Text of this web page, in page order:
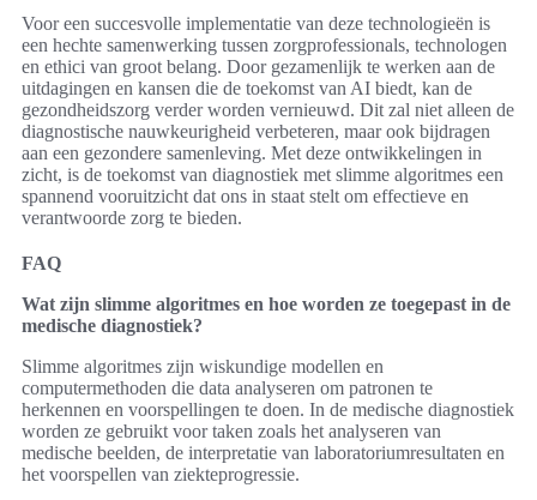
Voor een succesvolle implementatie van deze technologieën is
een hechte samenwerking tussen zorgprofessionals, technologen
en ethici van groot belang. Door gezamenlijk te werken aan de
uitdagingen en kansen die de toekomst van AI biedt, kan de
gezondheidszorg verder worden vernieuwd. Dit zal niet alleen de
diagnostische nauwkeurigheid verbeteren, maar ook bijdragen
aan een gezondere samenleving. Met deze ontwikkelingen in
zicht, is de toekomst van diagnostiek met slimme algoritmes een
spannend vooruitzicht dat ons in staat stelt om effectieve en
verantwoorde zorg te bieden.
FAQ
Wat zijn slimme algoritmes en hoe worden ze toegepast in de
medische diagnostiek?
Slimme algoritmes zijn wiskundige modellen en
computermethoden die data analyseren om patronen te
herkennen en voorspellingen te doen. In de medische diagnostiek
worden ze gebruikt voor taken zoals het analyseren van
medische beelden, de interpretatie van laboratoriumresultaten en
het voorspellen van ziekteprogressie.